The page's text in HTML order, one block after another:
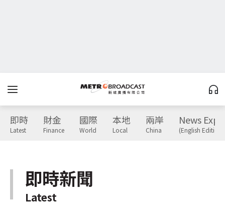
即時
Latest
財金
Finance
國際
World
本地
Local
兩岸
China
News
(English Edition)
即時新聞
Latest